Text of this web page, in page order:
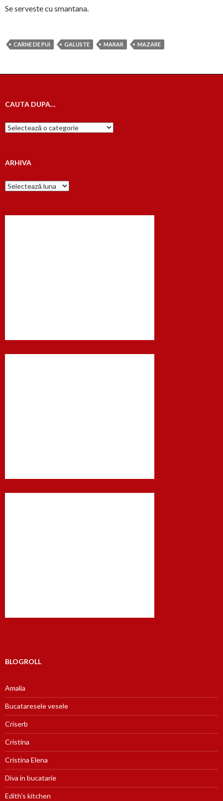
Se serveste cu smantana.
CARNE DE PUI GALUSTE MARAR MAZARE
CAUTA DUPA…
Cauta
dupa…
ARHIVA
Arhiva
BLOGROLL
Amalia
Bucataresele vesele
Criserb
Cristina
Cristina Elena
Diva in bucatarie
Edith's kitchen